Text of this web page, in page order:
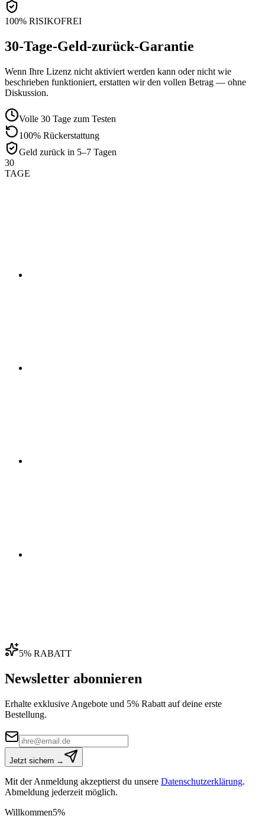
100% RISIKOFREI
30-Tage-Geld-zurück-Garantie
Wenn Ihre Lizenz nicht aktiviert werden kann oder nicht wie
beschrieben funktioniert, erstatten wir den vollen Betrag — ohne
Diskussion.
Volle 30 Tage zum Testen
100% Rückerstattung
Geld zurück in 5–7 Tagen
30
TAGE
5% RABATT
Newsletter abonnieren
Erhalte exklusive Angebote und 5% Rabatt auf deine erste
Bestellung.
Jetzt sichern →
Mit der Anmeldung akzeptierst du unsere Datenschutzerklärung.
Abmeldung jederzeit möglich.
Willkommen5%